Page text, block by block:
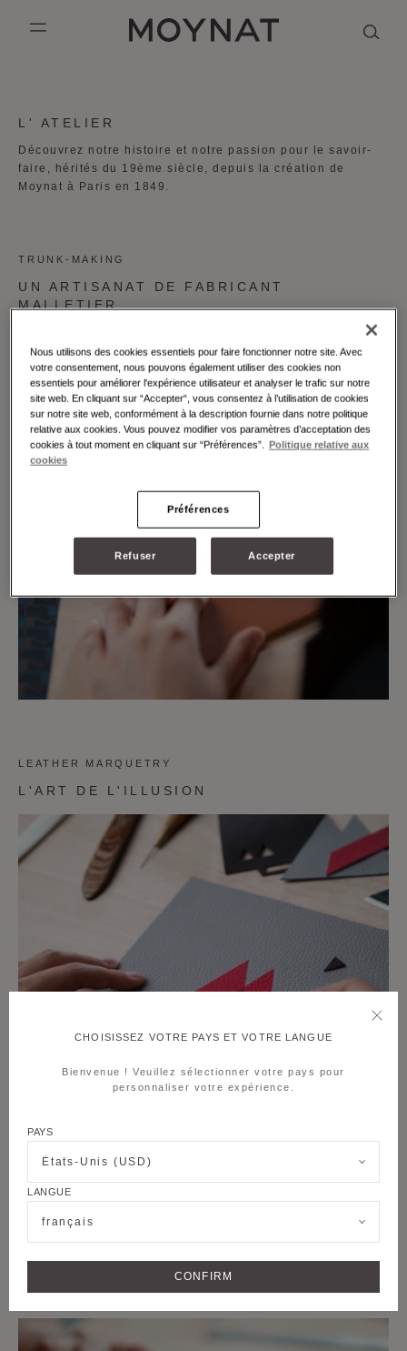
mobile_menu
MOYNAT PARIS
L' ATELIER
Découvrez notre histoire et notre passion pour le savoir-
faire, hérités du 19ème siècle, depuis la création de
Moynat à Paris en 1849.
TRUNK-MAKING
UN ARTISANAT DE FABRICANT
MALLETIER
LEATHER MARQUETRY
L'ART DE L'ILLUSION
SAVOIR-FAIRE EXTRAORDINAIRE ET
MATIÈRES RARES DEPUIS 1849
GABRIELLE
CHINOIS (SIMPLIFIÉ)
CHOISISSEZ VOTRE PAYS ET VOTRE LANGUE
Bienvenue ! Veuillez sélectionner votre pays pour
personnaliser votre expérience.
PAYS
États-Unis (USD)
LANGUE
français
CONFIRM
Nous utilisons des cookies essentiels pour faire fonctionner notre site. Avec
votre consentement, nous pouvons également utiliser des cookies non
essentiels pour améliorer l'expérience utilisateur et analyser le trafic sur notre
site web. En cliquant sur “Accepter“, vous consentez à l’utilisation de cookies
sur notre site web, conformément à la description fournie dans notre politique
relative aux cookies. Vous pouvez modifier vos paramètres d’acceptation des
cookies à tout moment en cliquant sur “Préférences”.
Politique relative aux
cookies
Préférences
Refuser Accepter